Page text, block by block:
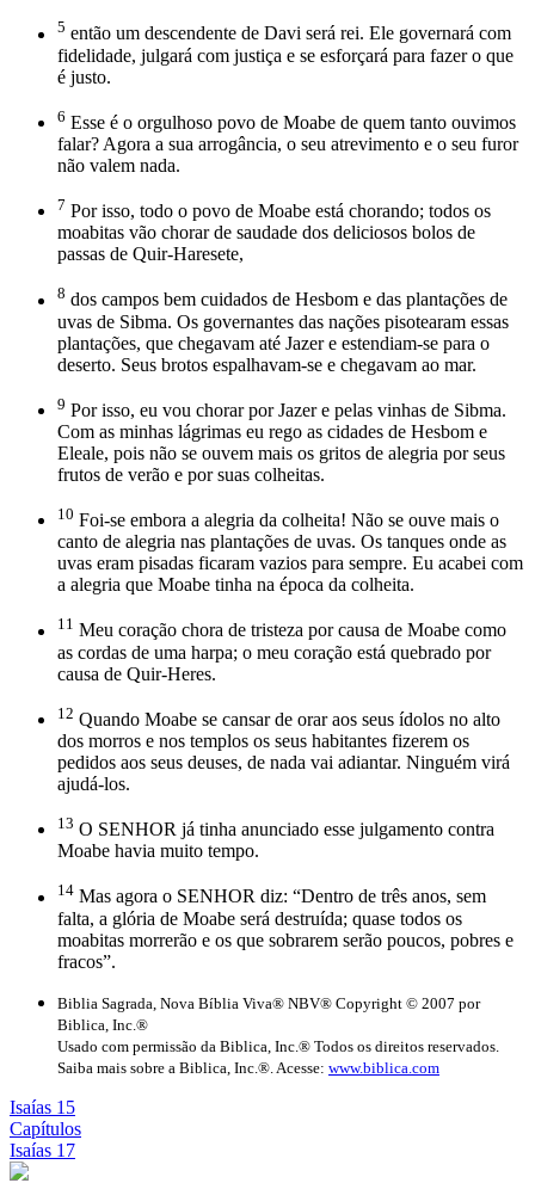
5 então um descendente de Davi será rei. Ele governará com
fidelidade, julgará com justiça e se esforçará para fazer o que
é justo.
6 Esse é o orgulhoso povo de Moabe de quem tanto ouvimos
falar? Agora a sua arrogância, o seu atrevimento e o seu furor
não valem nada.
7 Por isso, todo o povo de Moabe está chorando; todos os
moabitas vão chorar de saudade dos deliciosos bolos de
passas de Quir-Haresete,
8 dos campos bem cuidados de Hesbom e das plantações de
uvas de Sibma. Os governantes das nações pisotearam essas
plantações, que chegavam até Jazer e estendiam-se para o
deserto. Seus brotos espalhavam-se e chegavam ao mar.
9 Por isso, eu vou chorar por Jazer e pelas vinhas de Sibma.
Com as minhas lágrimas eu rego as cidades de Hesbom e
Eleale, pois não se ouvem mais os gritos de alegria por seus
frutos de verão e por suas colheitas.
10 Foi-se embora a alegria da colheita! Não se ouve mais o
canto de alegria nas plantações de uvas. Os tanques onde as
uvas eram pisadas ficaram vazios para sempre. Eu acabei com
a alegria que Moabe tinha na época da colheita.
11 Meu coração chora de tristeza por causa de Moabe como
as cordas de uma harpa; o meu coração está quebrado por
causa de Quir-Heres.
12 Quando Moabe se cansar de orar aos seus ídolos no alto
dos morros e nos templos os seus habitantes fizerem os
pedidos aos seus deuses, de nada vai adiantar. Ninguém virá
ajudá-los.
13 O SENHOR já tinha anunciado esse julgamento contra
Moabe havia muito tempo.
14 Mas agora o SENHOR diz: “Dentro de três anos, sem
falta, a glória de Moabe será destruída; quase todos os
moabitas morrerão e os que sobrarem serão poucos, pobres e
fracos”.
Biblia Sagrada, Nova Bíblia Viva® NBV® Copyright © 2007 por
Biblica, Inc.®
Usado com permissão da Biblica, Inc.® Todos os direitos reservados.
Saiba mais sobre a Biblica, Inc.®. Acesse: www.biblica.com
Isaías 15
Capítulos
Isaías 17